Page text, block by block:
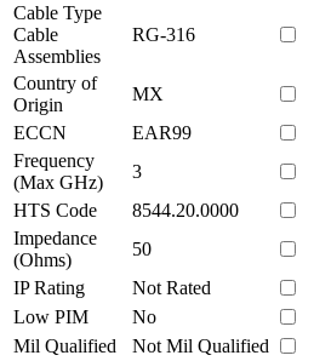
Cable Type
Cable
Assemblies
RG-316
Country of
Origin
MX
ECCN
EAR99
Frequency
(Max GHz)
3
HTS Code
8544.20.0000
Impedance
(Ohms)
50
IP Rating
Not Rated
Low PIM
No
Mil Qualified
Not Mil Qualified